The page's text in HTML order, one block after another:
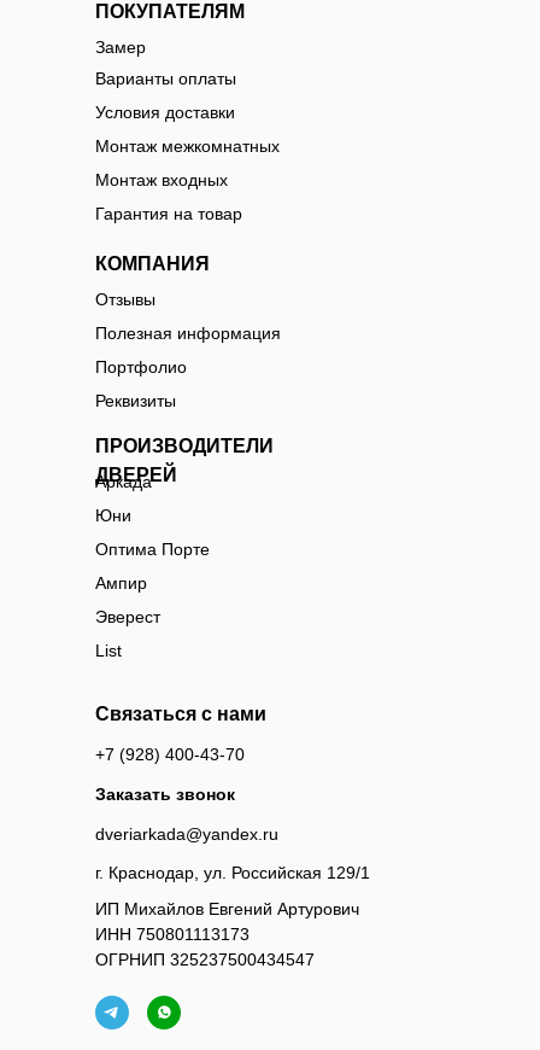
ИП Михайлов Евгений Артурович
ИНН 750801113173
ОГРНИП 325237500434547
Связаться с нами
dveriarkada@yandex.ru
+7 (928) 400-43-70
Заказать звонок
г. Краснодар, ул. Российская 129/1
ПОКУПАТЕЛЯМ
Замер
Варианты оплаты
Условия доставки
Монтаж межкомнатных
Монтаж входных
Гарантия на товар
ПРОИЗВОДИТЕЛИ
ДВЕРЕЙ
Аркада
Юни
Оптима Порте
Ампир
Эверест
List
КОМПАНИЯ
Отзывы
Полезная информация
Портфолио
Реквизиты